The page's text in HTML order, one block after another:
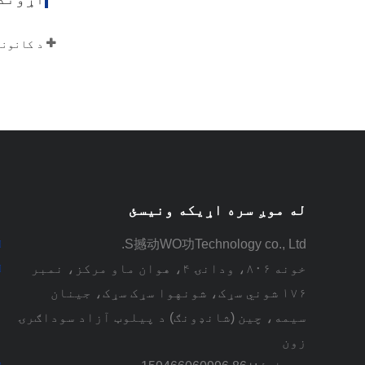
له موږ سره اړیکه ونیسئ
S撼动WO功Technology co., Ltd.
خونه ۸۰۶، ودانۍ ۴، هوان ماو مرکز، نمبر
۱۷۶ شوني سړک، شونهوا سړک سړک، جینان
سیمه، چین (شانډونګ) د پیلوټ آزاد سوداګرۍ
زون